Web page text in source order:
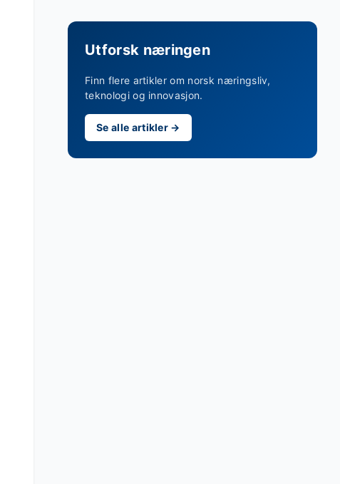
Utforsk næringen
Finn flere artikler om norsk næringsliv,
teknologi og innovasjon.
Se alle artikler →